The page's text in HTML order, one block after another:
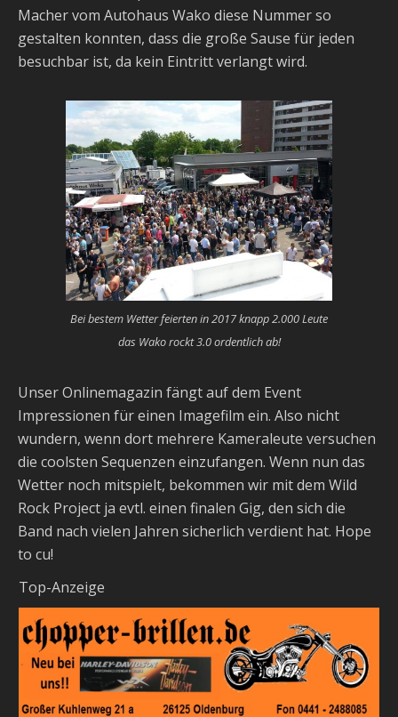
Macher vom Autohaus Wako diese Nummer so
gestalten konnten, dass die große Sause für jeden
besuchbar ist, da kein Eintritt verlangt wird.
Bei bestem Wetter feierten in 2017 knapp 2.000 Leute
das Wako rockt 3.0 ordentlich ab!
Unser Onlinemagazin fängt auf dem Event
Impressionen für einen Imagefilm ein. Also nicht
wundern, wenn dort mehrere Kameraleute versuchen
die coolsten Sequenzen einzufangen. Wenn nun das
Wetter noch mitspielt, bekommen wir mit dem Wild
Rock Project ja evtl. einen finalen Gig, den sich die
Band nach vielen Jahren sicherlich verdient hat. Hope
to cu!
Top-Anzeige